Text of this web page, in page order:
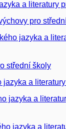
a literatury
pro
jazyka a
střední školy
jazyka a
jazyka a
jazyka a